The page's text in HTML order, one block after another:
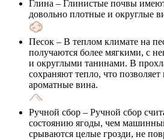
Глина – Глинистые почвы
довольно плотные и округлые
Песок – В теплом климате на
получаются более мягкими, с
и округлыми танинами. В
сохраняют тепло, что
ароматные вина.
Ручной сбор – Ручной сбор
состоянию ягоды, чем
срываются целые грозди, не